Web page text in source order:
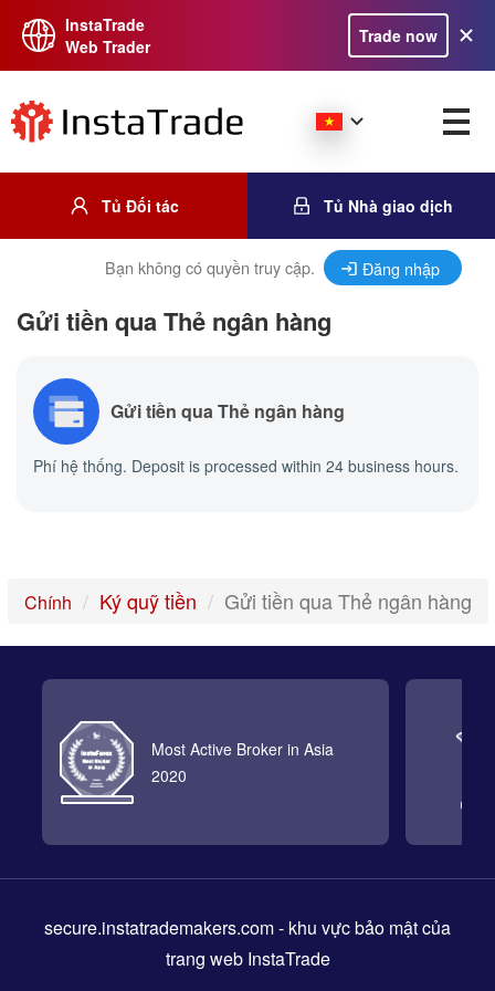
InstaTrade
Web Trader
Trade now
Tủ Đối tác Tủ Nhà giao dịch
Bạn không có quyền truy cập. Đăng nhập
Gửi tiền qua Thẻ ngân hàng
Gửi tiền qua Thẻ ngân hàng
Phí hệ thống. Deposit is processed within 24 business hours.
Chính Ký quỹ tiền Gửi tiền qua Thẻ ngân hàng
Most Active Broker in Asia
2020
secure.instatrademakers.com- khu vực bảo mật của
trang web InstaTrade